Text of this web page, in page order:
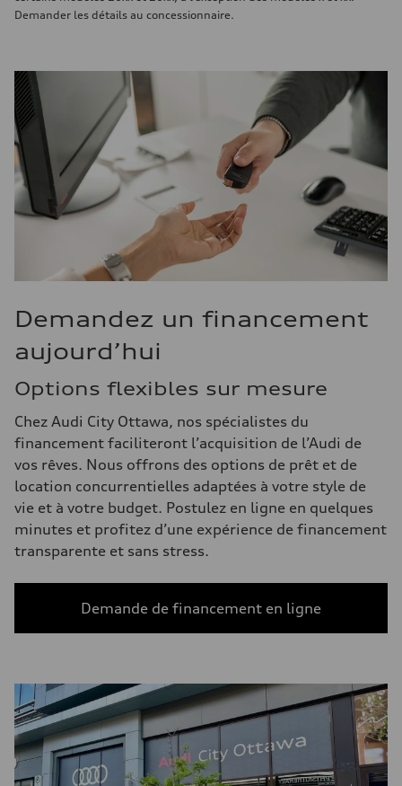
Demander les détails au concessionnaire.
Demandez un financement
aujourd’hui
Options flexibles sur mesure
Chez Audi City Ottawa, nos spécialistes du
financement faciliteront l’acquisition de l’Audi de
vos rêves. Nous offrons des options de prêt et de
location concurrentielles adaptées à votre style de
vie et à votre budget. Postulez en ligne en quelques
minutes et profitez d’une expérience de financement
transparente et sans stress.
Demande de financement en ligne